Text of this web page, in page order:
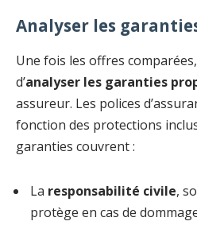
Analyser les
Une fois les offres
d’analyser les garanties
assureur. Les polices
fonction des protections
garanties couvrent :
La responsabilité civile,
protège en cas de